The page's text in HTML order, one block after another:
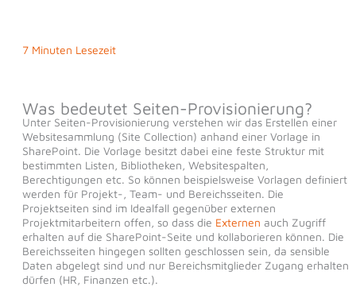
7 Minuten Lesezeit
Was bedeutet Seiten-Provisionierung?
Unter Seiten-Provisionierung verstehen wir das Erstellen einer
Websitesammlung (Site Collection) anhand einer Vorlage in
SharePoint. Die Vorlage besitzt dabei eine feste Struktur mit
bestimmten Listen, Bibliotheken, Websitespalten,
Berechtigungen etc. So können beispielsweise Vorlagen definiert
werden für Projekt-, Team- und Bereichsseiten. Die
Projektseiten sind im Idealfall gegenüber externen
Projektmitarbeitern offen, so dass die Externen auch Zugriff
erhalten auf die SharePoint-Seite und kollaborieren können. Die
Bereichsseiten hingegen sollten geschlossen sein, da sensible
Daten abgelegt sind und nur Bereichsmitglieder Zugang erhalten
dürfen (HR, Finanzen etc.).